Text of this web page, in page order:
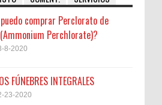
comprar Perclorato de
Perchlorate)?
8-2020
FÚNEBRES INTEGRALES
23-2020